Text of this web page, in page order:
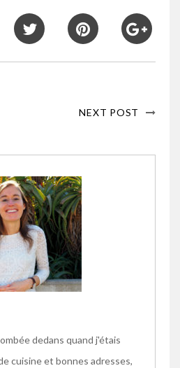
NEXT POST
dedans quand j'étais
cuisine et bonnes adresses,